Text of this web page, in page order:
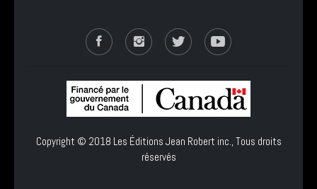
Copyright © 2018 Les Éditions Jean Robert inc., Tous droits
réservés